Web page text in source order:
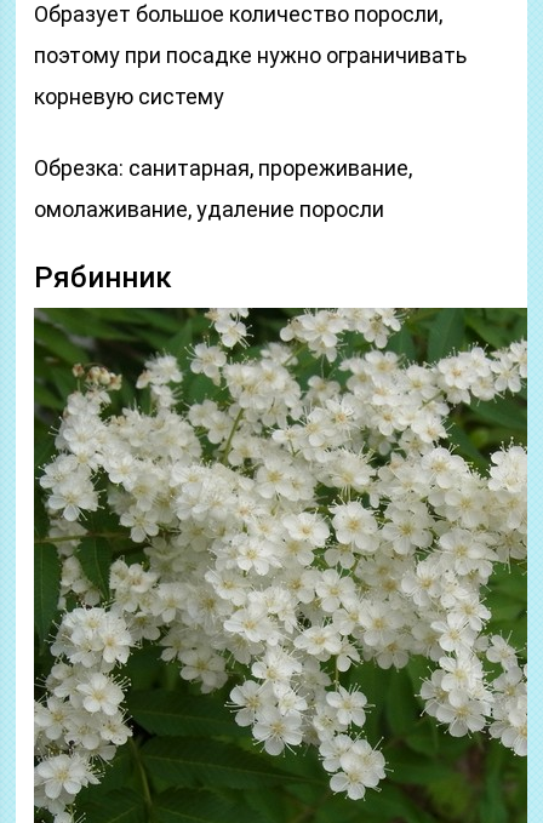
Образует большое количество поросли,
поэтому при посадке нужно ограничивать
корневую систему
Обрезка: санитарная, прореживание,
омолаживание, удаление поросли
Рябинник